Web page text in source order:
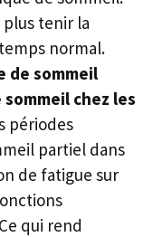
tenir la
normal.
de sommeil
chez les
périodes
partiel dans
de fatigue sur
qui rend